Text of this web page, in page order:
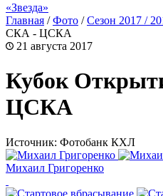
«Звезда»
Главная /Фото /Сезон 2017 /
СКА - ЦСКА
21 августа 2017
Кубок
ЦСКА
Источник: Фотобанк КХЛ
Михаил Григоренко